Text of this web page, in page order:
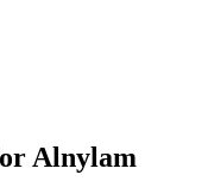
Alnylam